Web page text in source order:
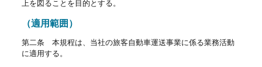
上を図ることを目的とする。
（適用範囲）
第二条 本規程は、当社の旅客自動車運送事業に係る業務活動
に適用する。